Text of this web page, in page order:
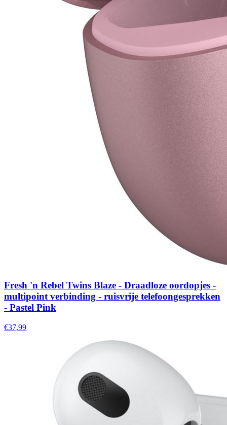
Fresh 'n Rebel Twins Blaze - Draadloze oordopjes -
multipoint verbinding - ruisvrije telefoongesprekken
- Pastel Pink
€37,99